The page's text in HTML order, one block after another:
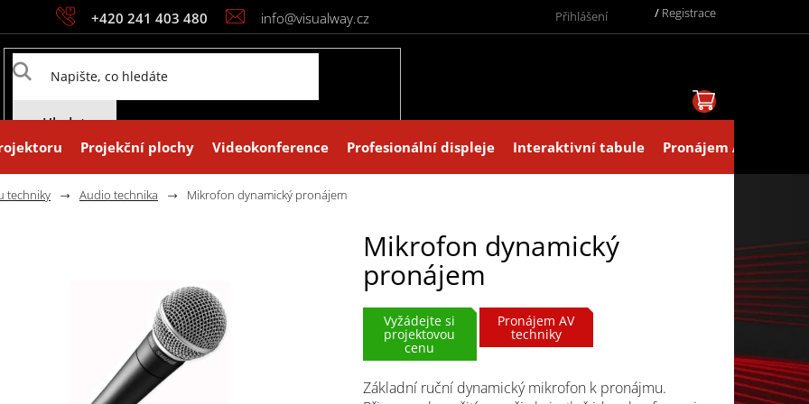
+420 241 403 480 info@visualway.cz Přihlášení / Registrace
Hledat
Projekční plochy Videokonference Profesionální displeje Interaktivní tabule Pronájem AV
techniky Audio technika Mikrofon dynamický pronájem
Základní ruční dynamický mikrofon k pronájmu.
Mikrofon dynamický
pronájem
Vyžádejte si
projektovou
cenu
Pronájem AV
techniky